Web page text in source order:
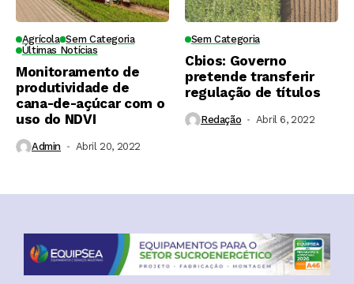
Agrícola Sem Categoria
Últimas Notícias
Monitoramento de
produtividade de
cana-de-açúcar com o
uso do NDVI
Admin Abril 20, 2022
Sem Categoria
Cbios: Governo
pretende transferir
regulação de títulos
Redação Abril 6, 2022